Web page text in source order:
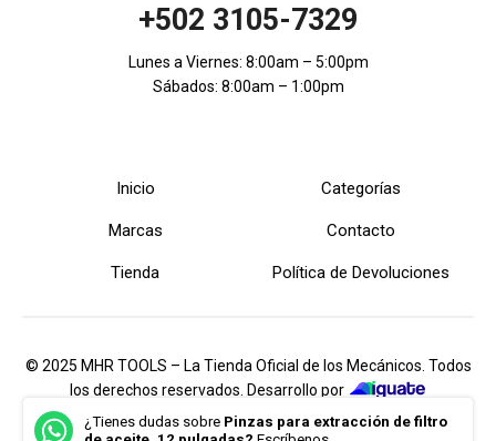
+502 3105-7329
Lunes a Viernes: 8:00am – 5:00pm
Sábados: 8:00am – 1:00pm
Inicio Categorías
Marcas Contacto
Tienda Política de Devoluciones
© 2025 MHR TOOLS – La Tienda Oficial de los Mecánicos. Todos
los derechos reservados. Desarrollo por iGuate.com
¿Tienes dudas sobre Pinzas para extracción de filtro